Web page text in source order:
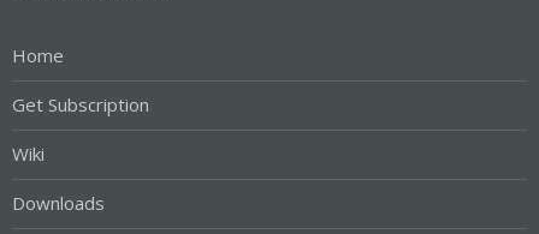
Home
Get Subscription
Wiki
Downloads